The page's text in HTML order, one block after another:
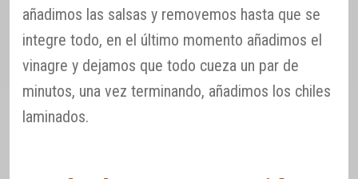
añadimos las salsas y removemos hasta que se
integre todo, en el último momento añadimos el
vinagre y dejamos que todo cueza un par de
minutos, una vez terminando, añadimos los chiles
laminados.